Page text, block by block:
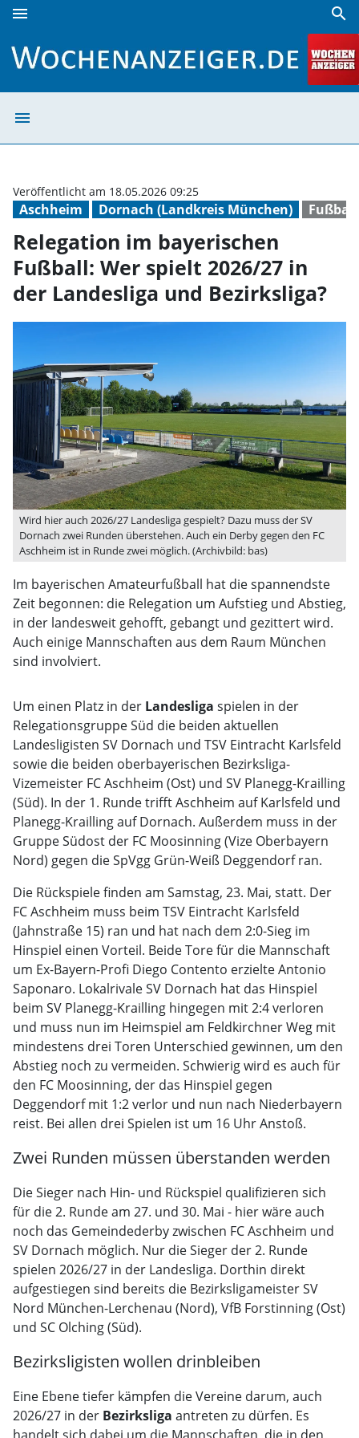
menu search
menu
Aschheim Dornach (Landkreis München) Fußball
Veröffentlicht am 18.05.2026 09:25
Relegation im bayerischen
Fußball: Wer spielt 2026/27 in
der Landesliga und Bezirksliga?
Wird hier auch 2026/27 Landesliga gespielt? Dazu muss der SV
Dornach zwei Runden überstehen. Auch ein Derby gegen den FC
Aschheim ist in Runde zwei möglich. (Archivbild: bas)
Im bayerischen Amateurfußball hat die spannendste
Zeit begonnen: die Relegation um Aufstieg und Abstieg,
in der landesweit gehofft, gebangt und gezittert wird.
Auch einige Mannschaften aus dem Raum München
sind involviert.
Um einen Platz in der Landesliga spielen in der
Relegationsgruppe Süd die beiden aktuellen
Landesligisten SV Dornach und TSV Eintracht Karlsfeld
sowie die beiden oberbayerischen Bezirksliga-
Vizemeister FC Aschheim (Ost) und SV Planegg-Krailling
(Süd). In der 1. Runde trifft Aschheim auf Karlsfeld und
Planegg-Krailling auf Dornach. Außerdem muss in der
Gruppe Südost der FC Moosinning (Vize Oberbayern
Nord) gegen die SpVgg Grün-Weiß Deggendorf ran.
Die Rückspiele finden am Samstag, 23. Mai, statt. Der
FC Aschheim muss beim TSV Eintracht Karlsfeld
(Jahnstraße 15) ran und hat nach dem 2:0-Sieg im
Hinspiel einen Vorteil. Beide Tore für die Mannschaft
um Ex-Bayern-Profi Diego Contento erzielte Antonio
Saponaro. Lokalrivale SV Dornach hat das Hinspiel
beim SV Planegg-Krailling hingegen mit 2:4 verloren
und muss nun im Heimspiel am Feldkirchner Weg mit
mindestens drei Toren Unterschied gewinnen, um den
Abstieg noch zu vermeiden. Schwierig wird es auch für
den FC Moosinning, der das Hinspiel gegen
Deggendorf mit 1:2 verlor und nun nach Niederbayern
reist. Bei allen drei Spielen ist um 16 Uhr Anstoß.
Zwei Runden müssen überstanden werden
Die Sieger nach Hin- und Rückspiel qualifizieren sich
für die 2. Runde am 27. und 30. Mai - hier wäre auch
noch das Gemeindederby zwischen FC Aschheim und
SV Dornach möglich. Nur die Sieger der 2. Runde
spielen 2026/27 in der Landesliga. Dorthin direkt
aufgestiegen sind bereits die Bezirksligameister SV
Nord München-Lerchenau (Nord), VfB Forstinning (Ost)
und SC Olching (Süd).
Bezirksligisten wollen drinbleiben
Eine Ebene tiefer kämpfen die Vereine darum, auch
2026/27 in der Bezirksliga antreten zu dürfen. Es